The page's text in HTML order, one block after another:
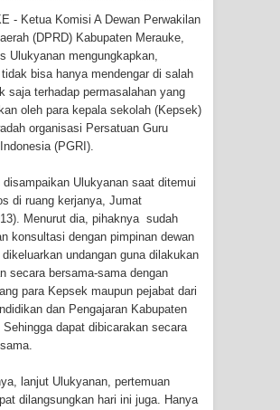
Jalani Sidang BP4R di Jayapura
Kapolresta Jayapura Kota
Mengapresiasi Antusiasme Warga
2026 di Lapangan Karang PTC Entrop
Kebakaran Hanguskan Satu Rumah
di Kompleks Asrama Polisi Sorong
Profil Lengkap Papua Barat, Bumi
Cenderawasih di Ujung Barat Papua
Profil Lengkap Provinsi Papua, Bumi
- Ketua Komisi A Dewan Perwakilan
(DPRD) Kabupaten Merauke,
Ulukyanan mengungkapkan,
bisa hanya mendengar di salah
saja terhadap permasalahan yang
oleh para kepala sekolah (Kepsek)
organisasi Persatuan Guru
(PGRI).
disampaikan Ulukyanan saat ditemui
di ruang kerjanya, Jumat
Menurut dia, pihaknya sudah
konsultasi dengan pimpinan dewan
undangan guna dilakukan
secara bersama-sama dengan
para Kepsek maupun pejabat dari
dan Pengajaran Kabupaten
Sehingga dapat dibicarakan secara
lanjut Ulukyanan, pertemuan
dilangsungkan hari ini juga. Hanya